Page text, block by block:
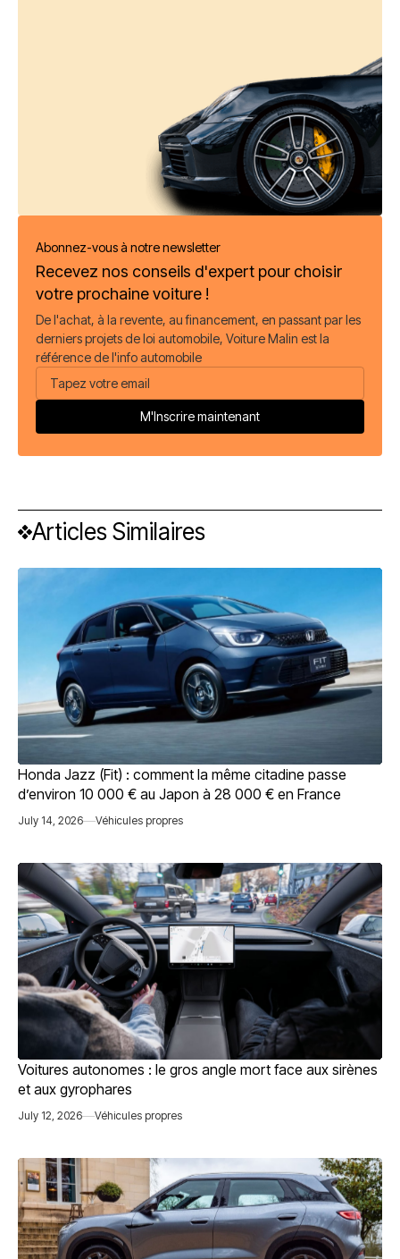
Abonnez-vous à notre newsletter
Recevez nos conseils d'expert pour choisir
votre prochaine voiture !
De l'achat, à la revente, au financement, en passant par les
derniers projets de loi automobile, Voiture Malin est la
référence de l'info automobile
Articles Similaires
Honda Jazz (Fit) : comment la même citadine passe
d’environ 10 000 € au Japon à 28 000 € en France
July 14, 2026 Véhicules propres
Voitures autonomes : le gros angle mort face aux sirènes
et aux gyrophares
July 12, 2026 Véhicules propres